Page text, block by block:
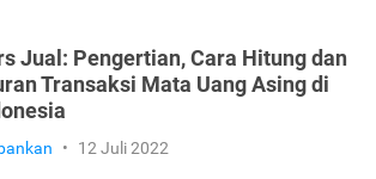
Jual: Pengertian, Cara Hitung dan
Transaksi Mata Uang Asing di
• 12 Juli 2022